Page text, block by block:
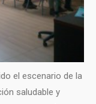
el escenario de la
saludable y